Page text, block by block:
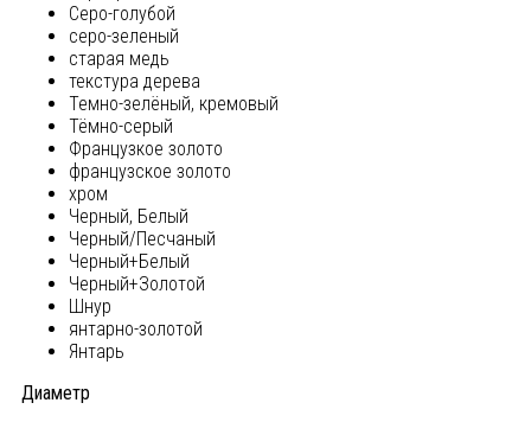
Серо-голубой
серо-зеленый
старая медь
текстура дерева
Темно-зелёный, кремовый
Тёмно-серый
Французкое золото
французское золото
хром
Черный, Белый
Черный/Песчаный
Черный+Белый
Черный+Золотой
Шнур
янтарно-золотой
Янтарь
Диаметр